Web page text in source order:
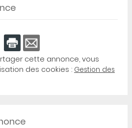
cette annonce, vous
des cookies : Gestion des